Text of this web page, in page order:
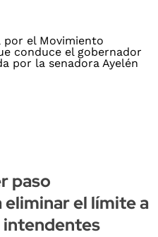
paso
el límite a
intendentes